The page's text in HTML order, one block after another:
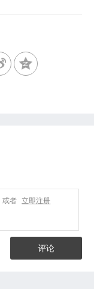
或者 立即注册
评论